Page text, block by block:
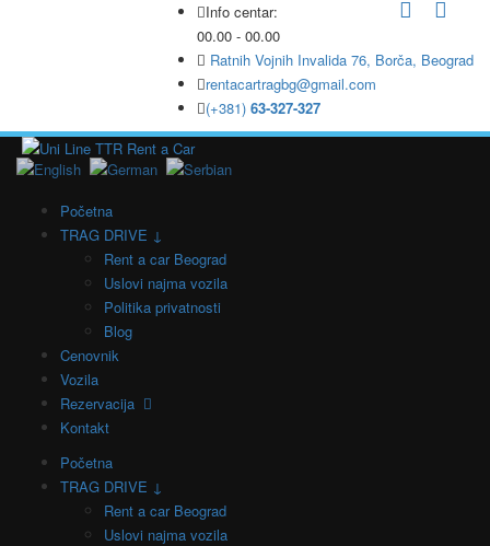
Info centar:
00.00 - 00.00
Ratnih Vojnih Invalida 76, Borča, Beograd
rentacartragbg@gmail.com
(+381) 63-327-327
Početna
TRAG DRIVE ↓
Rent a car Beograd
Uslovi najma vozila
Politika privatnosti
Blog
Cenovnik
Vozila
Rezervacija
Kontakt
Početna
TRAG DRIVE ↓
Rent a car Beograd
Uslovi najma vozila